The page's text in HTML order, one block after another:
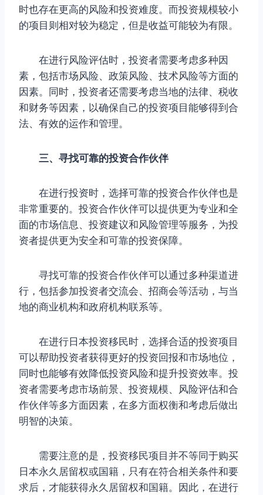
时也存在更高的风险和投资难度。而投资规模较小
的项目则相对较为稳定，但是收益可能较为有限。
在进行风险评估时，投资者需要考虑多种因
素，包括市场风险、政策风险、技术风险等方面的
因素。同时，投资者还需要考虑当地的法律、税收
和财务等因素，以确保自己的投资项目能够得到合
法、有效的运作和管理。
三、寻找可靠的投资合作伙伴
在进行投资时，选择可靠的投资合作伙伴也是
非常重要的。投资合作伙伴可以提供更为专业和全
面的市场信息、投资建议和风险管理等服务，为投
资者提供更为安全和可靠的投资保障。
寻找可靠的投资合作伙伴可以通过多种渠道进
行，包括参加投资者交流会、招商会等活动，与当
地的商业机构和政府机构联系等。
在进行日本投资移民时，选择合适的投资项目
可以帮助投资者获得更好的投资回报和市场地位，
同时也能够有效降低投资风险和提升投资效率。投
资者需要考虑市场前景、投资规模、风险评估和合
作伙伴等多方面因素，在多方面权衡和考虑后做出
明智的决策。
需要注意的是，投资移民项目并不等同于购买
日本永久居留权或国籍，只有在符合相关条件和要
求后，才能获得永久居留权和国籍。因此，在进行